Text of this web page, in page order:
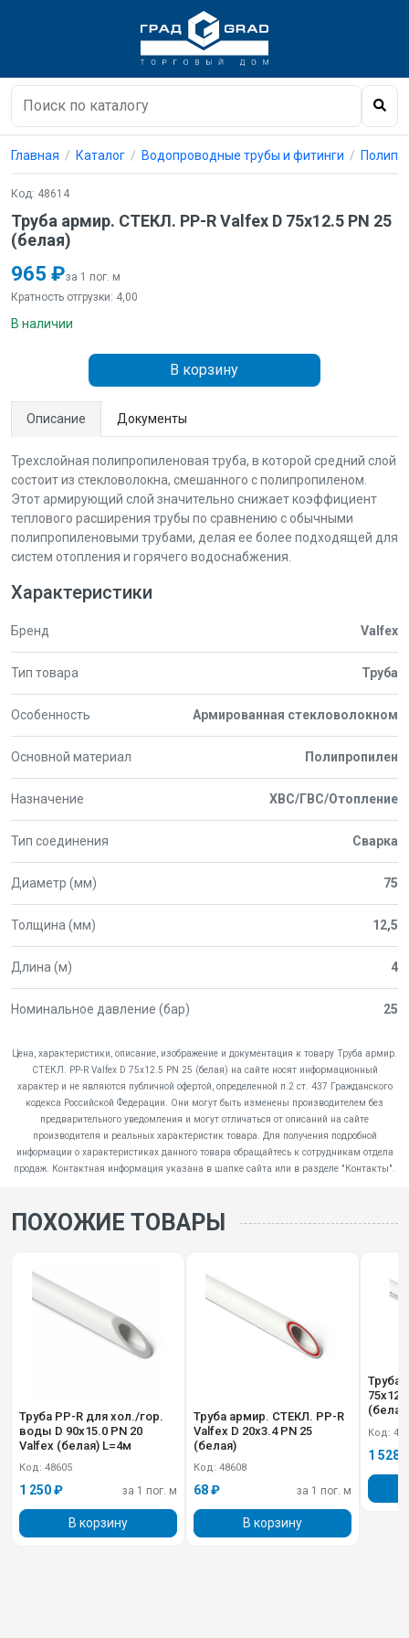
Главная Каталог Водопроводные трубы и фитинги
Код: 48614
Труба армир. СТЕКЛ. PP-R Valfex D 75х12.5 PN 25
(белая)
965 ₽за 1 пог. м
Кратность отгрузки: 4,00
В наличии
В корзину
Описание Документы
Трехслойная полипропиленовая труба, в которой средний слой
состоит из стекловолокна, смешанного с полипропиленом.
Этот армирующий слой значительно снижает коэффициент
теплового расширения трубы по сравнению с обычными
полипропиленовыми трубами, делая ее более подходящей для
систем отопления и горячего водоснабжения.
Характеристики
Бренд Valfex
Тип товара Труба
Особенность Армированная стекловолокном
Основной материал Полипропилен
Назначение ХВС/ГВС/Отопление
Тип соединения Сварка
Диаметр (мм) 75
Толщина (мм) 12,5
Длина (м) 4
Номинальное давление (бар) 25
Цена, характеристики, описание, изображение и документация к товару Труба армир.
СТЕКЛ. PP-R Valfex D 75х12.5 PN 25 (белая) на сайте носят информационный
характер и не являются публичной офертой, определенной п.2 ст. 437 Гражданского
кодекса Российской Федерации. Они могут быть изменены производителем без
предварительного уведомления и могут отличаться от описаний на сайте
производителя и реальных характеристик товара. Для получения подробной
информации о характеристиках данного товара обращайтесь к сотрудникам отдела
продаж. Контактная информация указана в шапке сайта или в разделе "Контакты".
ПОХОЖИЕ ТОВАРЫ
Труба PP-R для хол./гор.
воды D 90х15.0 PN 20
Valfex (белая) L=4м
Код: 48605
1 250 ₽ за 1 пог. м
В корзину
Труба армир. СТЕКЛ. PP-R
Valfex D 20х3.4 PN 25
(белая)
Код: 48608
68 ₽ за 1 пог. м
В корзину
Труба
Код:
1 528